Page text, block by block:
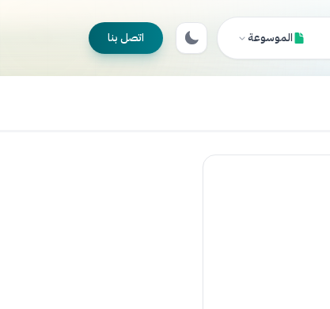
الموسوعة اتصل بنا